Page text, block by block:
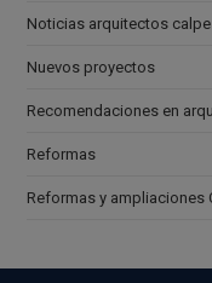
Noticias arquitectos
Nuevos proyectos
Recomendaciones en
Reformas
Reformas y ampliaciones